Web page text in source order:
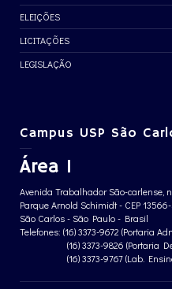
ELEIÇÕES
LICITAÇÕES
LEGISLAÇÃO
Campus USP São
Área 1
Avenida Trabalhador São-carlense,
Parque Arnold Schimidt - CEP
São Carlos - São Paulo - Brasil
Telefones: (16) 3373-9672 (Portaria
(16) 3373-9826 (Portaria
(16) 3373-9767 (Lab.